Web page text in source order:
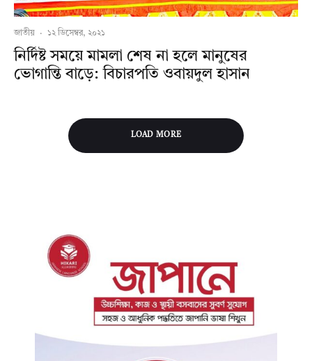
জাতীয় · ১২ ডিসেম্বর, ২০২১
নির্দিষ্ট সময়ে মামলা শেষ না হলে মানুষের
ভোগান্তি বাড়ে: বিচারপতি ওবায়দুল হাসান
LOAD MORE